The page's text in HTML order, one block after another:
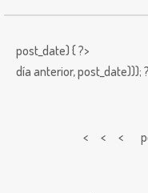
post_date) { ?>
día anterior,post_date)));
< < <